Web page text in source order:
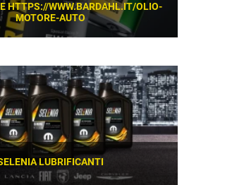
HTTPS://WWW.BARDAHL.IT/OLIO-
MOTORE-AUTO
LUBRIFICANTI